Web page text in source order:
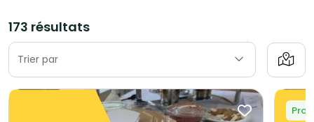
173 résultats
Trier par